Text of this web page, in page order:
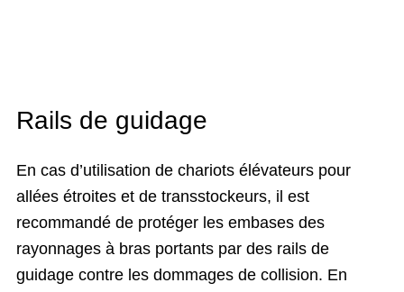
Rails de guidage
En cas d’utilisation de chariots élévateurs pour
allées étroites et de transstockeurs, il est
recommandé de protéger les embases des
rayonnages à bras portants par des rails de
guidage contre les dommages de collision. En